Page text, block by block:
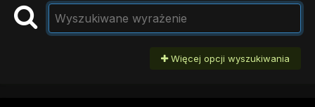
Więcej opcji wyszukiwania